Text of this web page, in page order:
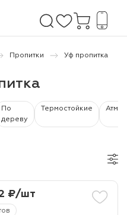
Пропитки Уф пропитка
По
дереву
Термостойкие
₽/шт